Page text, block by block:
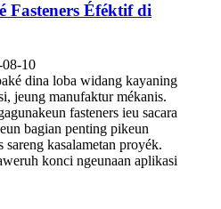
Fasteners Éféktif di
10
dina loba widang kayaning
jeung manufaktur mékanis.
fasteners ieu sacara
bagian penting pikeun
sareng kasalametan proyék.
konci ngeunaan aplikasi